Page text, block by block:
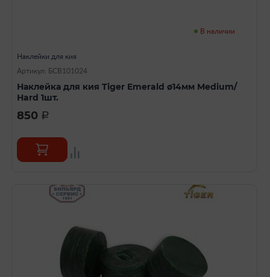
В наличии
Наклейки для кия
Артикул: БСВ101024
Наклейка для кия Tiger Emerald ø14мм Мedium/
Нard 1шт.
850 a